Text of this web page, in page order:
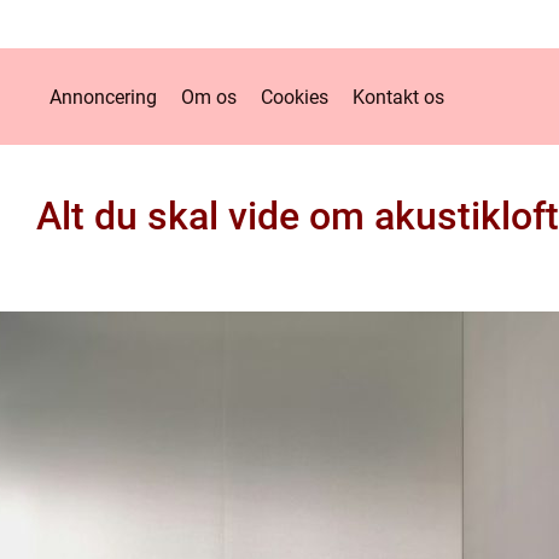
Annoncering Om os Cookies Kontakt os
Alt du skal vide om akustikloft